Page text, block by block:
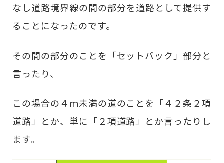
なし道路境界線の間の部分を道路として提供す
ることになったのです。
その間の部分のことを「セットバック」部分と
言ったり、
この場合の４ｍ未満の道のことを「４２条２項
道路」とか、単に「２項道路」とか言ったりし
ます。